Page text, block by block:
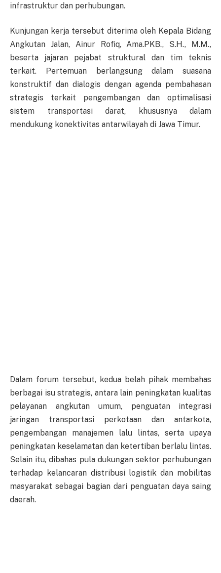
infrastruktur dan perhubungan.
Kunjungan kerja tersebut diterima oleh Kepala Bidang
Angkutan Jalan, Ainur Rofiq, Ama.PKB., S.H., M.M.,
beserta jajaran pejabat struktural dan tim teknis
terkait. Pertemuan berlangsung dalam suasana
konstruktif dan dialogis dengan agenda pembahasan
strategis terkait pengembangan dan optimalisasi
sistem transportasi darat, khususnya dalam
mendukung konektivitas antarwilayah di Jawa Timur.
Dalam forum tersebut, kedua belah pihak membahas
berbagai isu strategis, antara lain peningkatan kualitas
pelayanan angkutan umum, penguatan integrasi
jaringan transportasi perkotaan dan antarkota,
pengembangan manajemen lalu lintas, serta upaya
peningkatan keselamatan dan ketertiban berlalu lintas.
Selain itu, dibahas pula dukungan sektor perhubungan
terhadap kelancaran distribusi logistik dan mobilitas
masyarakat sebagai bagian dari penguatan daya saing
daerah.